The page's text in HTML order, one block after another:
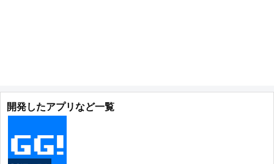
開発したアプリなど一覧